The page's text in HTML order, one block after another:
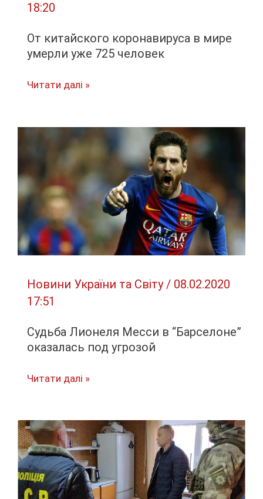
18:20
От китайского коронавируса в мире
умерли уже 725 человек
От
уже
725
человек
Читати далі »
Новини України та Світу/ 08.02.2020
17:51
Судьба Лионеля Месси в “Барселоне”
оказалась под угрозой
Судьба
в
“Барселоне”
оказалась
под
угрозой
Читати далі »